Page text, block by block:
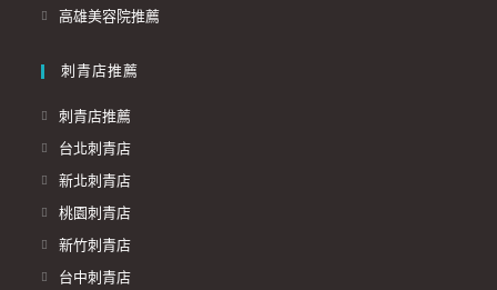
高雄美容院推薦
刺青店推薦
刺青店推薦
台北刺青店
新北刺青店
桃園刺青店
新竹刺青店
台中刺青店